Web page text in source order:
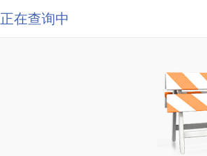
正在查询中